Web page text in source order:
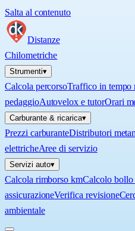
Salta al contenuto
Distanze
Chilometriche
Strumenti▾
Calcola percorsoTraffico in tempo
pedaggioAutovelox e tutorOrari
Carburante & ricarica▾
Prezzi carburanteDistributori
elettricheAree di servizio
Servizi auto▾
Calcola rimborso kmCalcolo bollo
assicurazioneVerifica revisione
ambientale